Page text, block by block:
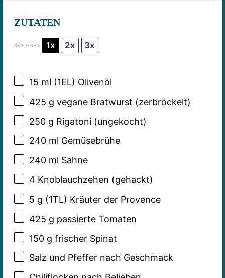
ZUTATEN
SKALIEREN 1x 2x 3x
15 ml (1EL) Olivenöl
425 g vegane Bratwurst (zerbröckelt)
250 g Rigatoni (ungekocht)
240ml Gemüsebrühe
240ml Sahne
4 Knoblauchzehen (gehackt)
5 g (1TL) Kräuter der Provence
425 g passierte Tomaten
150 g frischer Spinat
Salz und Pfeffer nach Geschmack